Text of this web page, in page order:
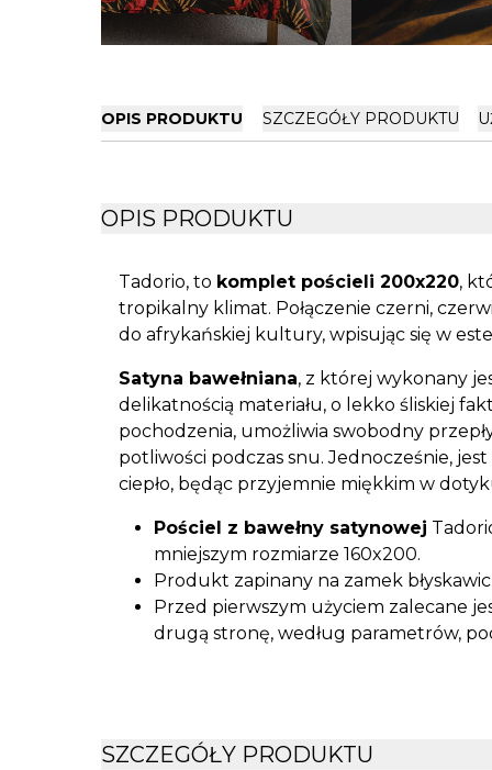
OPIS PRODUKTU SZCZEGÓŁY PRODUKTU
OPIS PRODUKTU
Tadorio, to komplet pościeli 200x220,
tropikalny klimat. Połączenie czerni,
do afrykańskiej kultury, wpisując się w
Satyna bawełniana, z której wykonany
delikatnością materiału, o lekko śliskiej
pochodzenia, umożliwia swobodny
potliwości podczas snu. Jednocześnie,
ciepło, będąc przyjemnie miękkim w
Pościel z bawełny satynowej
mniejszym rozmiarze 160x200.
Produkt zapinany na zamek
Przed pierwszym użyciem zalecane
drugą stronę, według parametrów,
SZCZEGÓŁY PRODUKTU